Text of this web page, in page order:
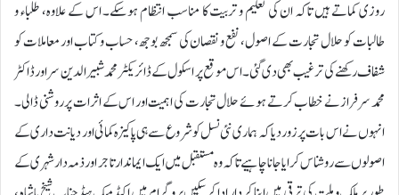
روزی کماتے ہیں تاکہ ان کی تعلیم و تربیت کا مناسب انتظام ہوسکے۔ اس کے علاوہ، طلباء و
طالبات کو حلال تجارت کے اصول، نفع و نقصان کی سمجھ بوجھ، حساب و کتاب اور معاملات کو
شفاف رکھنے کی ترغیب بھی دی گئی۔اس موقع پر اسکول کے ڈائریکٹر محمد شبیر الدین سر اور ڈاکٹر
محمد سرفراز نے خطاب کرتے ہوئے حلال تجارت کی اہمیت اور اس کے اثرات پر روشنی ڈالی۔
انہوں نے اس بات پر زور دیا کہ ہماری نئی نسل کو شروع سے ہی پاکیزہ کمائی اور دیانت داری کے
اصولوں سے روشناس کرایا جانا چاہیے تاکہ وہ مستقبل میں ایک ایماندار تاجر اور ذمہ دار شہری کے